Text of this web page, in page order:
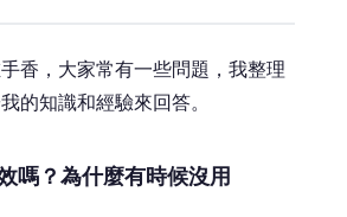
香，大家常有一些問題，我整理
的知識和經驗來回答。
嗎？為什麼有時候沒用